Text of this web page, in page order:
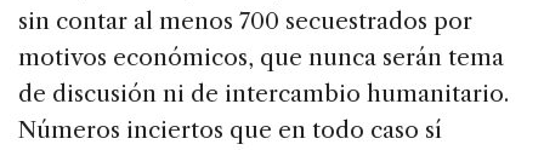
sin contar al menos 700 secuestrados por
motivos económicos, que nunca serán tema
de discusión ni de intercambio humanitario.
Números inciertos que en todo caso sí